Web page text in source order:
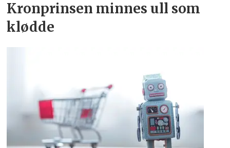
Kronprinsen minnes ull som
klødde